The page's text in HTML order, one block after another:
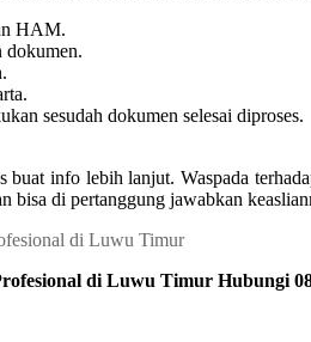
HAM.
dokumen.
sesudah dokumen selesai diproses.
info lebih lanjut. Waspada
bisa di pertanggung jawabkan
di Luwu Timur Hubungi